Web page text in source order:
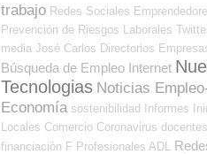
trabajo Redes Sociales
Prevención de Riesgos Laborales
media José Carlos Directorios
Búsqueda de Empleo Internet
Tecnologias Noticias
Economía sostenibilidad Informes
Locales Comercio Coronavirus docentes
financiación F Profesionales ADL